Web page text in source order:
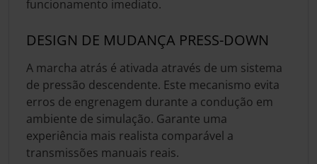
funcionamento imediato.
DESIGN DE MUDANÇA PRESS-DOWN
A marcha atrás é ativada através de um sistema
de pressão descendente. Este mecanismo evita
erros de engrenagem durante a condução em
ambiente de simulação. Garante uma
experiência mais realista comparável a
transmissões manuais reais.